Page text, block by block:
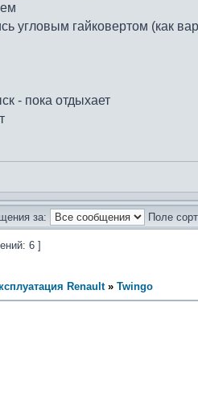
угловым гайковертом (как
- пока отдыхает
за: Поле
6 ]
Renault» Twingo